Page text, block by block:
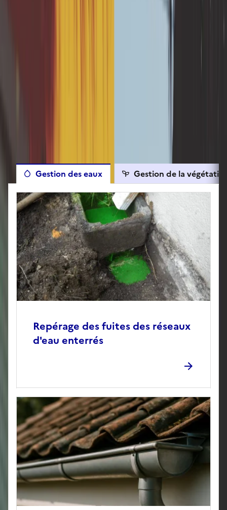
Les autres travaux éligibles
Gestion des eaux Gestion de la
Repérage des fuites des réseaux
d'eau enterrés